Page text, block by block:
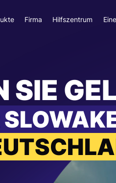
Firma Hilfszentrum
SIE